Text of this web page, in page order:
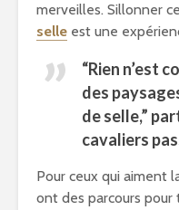
merveilles. Sillonner
selle est une
“Rien n’est
des
de selle,”
cavaliers
Pour ceux qui aiment
ont des parcours pour